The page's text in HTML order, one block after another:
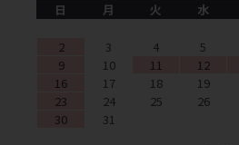
日
月 火 水
2
3 4 5
9
10 11 12
16
17 18 19
23
24 25 26
30
31